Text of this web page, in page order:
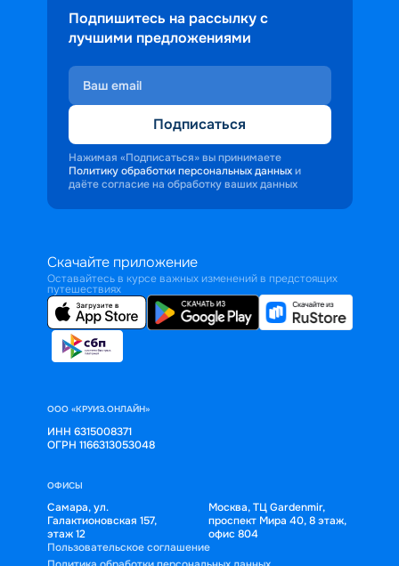
Подпишитесь на рассылку с
лучшими предложениями
Подписаться
Нажимая «Подписаться» вы принимаете
Политику обработки персональных данных и
даёте согласие на обработку ваших данных
Скачайте приложение
Оставайтесь в курсе важных изменений в предстоящих
путешествиях
ООО «КРУИЗ.ОНЛАЙН»
ИНН 6315008371
ОГРН 1166313053048
ОФИСЫ
Самара, ул.
Галактионовская 157,
этаж 12
Москва, ТЦ Gardenmir,
проспект Мира 40, 8 этаж,
офис 804
Пользовательское соглашение